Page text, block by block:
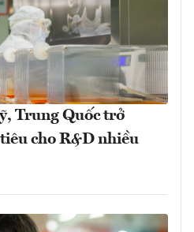
Trung Quốc trở
cho R&D nhiều